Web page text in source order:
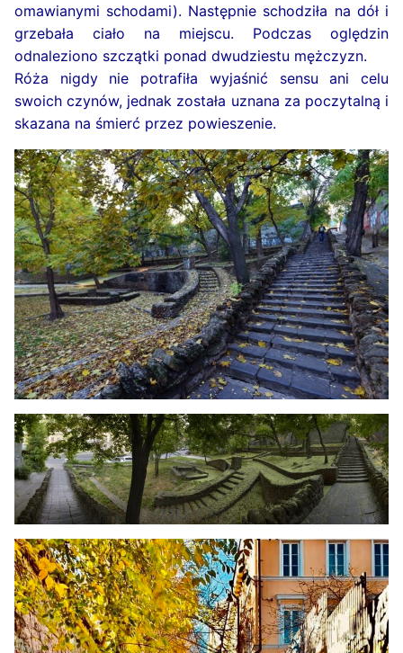
omawianymi schodami). Następnie schodziła na dół i
grzebała ciało na miejscu. Podczas oględzin
odnaleziono szczątki ponad dwudziestu mężczyzn.
Róża nigdy nie potrafiła wyjaśnić sensu ani celu
swoich czynów, jednak została uznana za poczytalną i
skazana na śmierć przez powieszenie.